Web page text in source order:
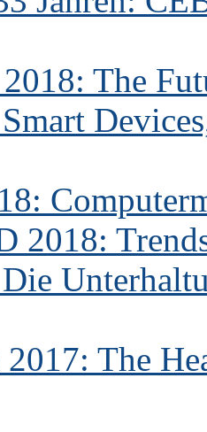
The
2018:
2017: The